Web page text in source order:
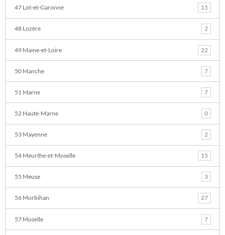
47 Lot-et-Garonne 15
48 Lozère 2
49 Maine-et-Loire 22
50 Manche 7
51 Marne 7
52 Haute-Marne 0
53 Mayenne 2
54 Meurthe-et-Moselle 15
55 Meuse 3
56 Morbihan 27
57 Moselle 7